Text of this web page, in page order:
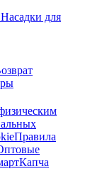
Насадки для
Правила